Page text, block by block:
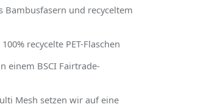
Bambusfasern und recyceltem
100% recycelte PET-Flaschen
einem BSCI Fairtrade-
Mesh setzen wir auf eine